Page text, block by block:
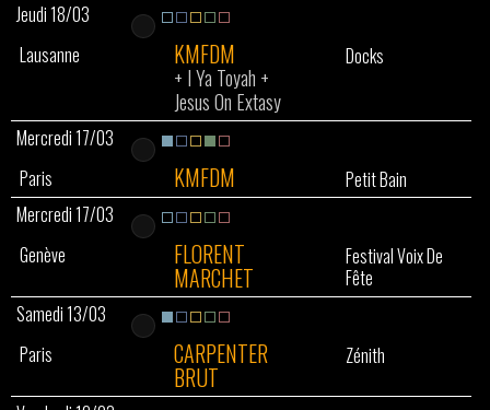
Jeudi 18/03
Lausanne
KMFDM
+ I Ya Toyah +
Jesus On Extasy
Docks
Mercredi 17/03
Paris
KMFDM
Petit Bain
Mercredi 17/03
Genève
FLORENT
MARCHET
Festival Voix De
Fête
Samedi 13/03
Paris
CARPENTER
BRUT
Zénith